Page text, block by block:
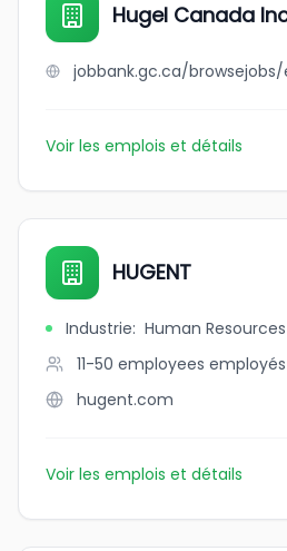
Hugel Canada
Voir les emplois et détails
HUGENT
Industrie: Human
11-50 employees employés
hugent.com
Voir les emplois et détails